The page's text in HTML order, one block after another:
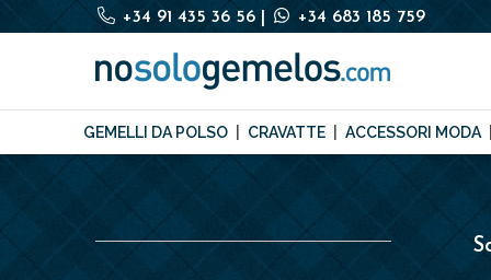
+34 91 435 36 56 +34 683 185 759
GEMELLI DA POLSO CRAVATTE ACCESSORI MODA